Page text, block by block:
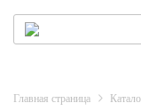
Главная страница